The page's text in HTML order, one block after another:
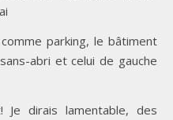
parking, le bâtiment
abri et celui de gauche
Je dirais lamentable, des